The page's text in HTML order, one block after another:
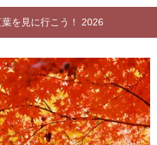
葉を見に行こう！ 2026